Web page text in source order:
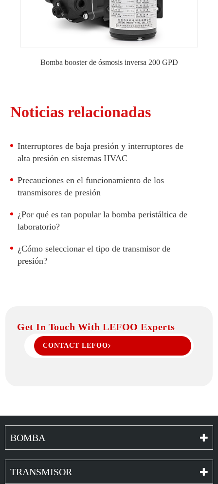
Bomba de refuerzo RO de 230VAC y 300 GPD
Bomba de refuerzo RO de 230VCA y 400 GPD
Bomba booster RO 230V CA 500 GPD
Bomba booster de ósmosis inversa 200 GPD
Noticias relacionadas
Interruptores de baja presión y interruptores de
alta presión en sistemas HVAC
Precauciones en el funcionamiento de los
transmisores de presión
¿Por qué es tan popular la bomba peristáltica de
laboratorio?
¿Cómo seleccionar el tipo de transmisor de
presión?
Get In Touch With LEFOO Experts
CONTACT LEFOO
BOMBA
TRANSMISOR